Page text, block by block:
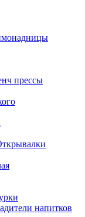
прессы
напитков